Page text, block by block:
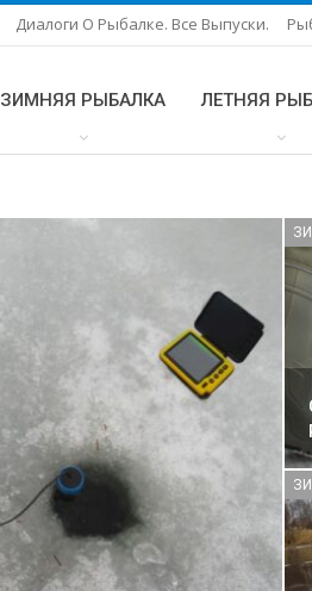
Диалоги О Рыбалке. Все Выпуски.
ЗИМНЯЯ РЫБАЛКА ЛЕТНЯЯ